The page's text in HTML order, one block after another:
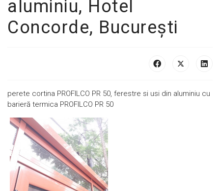
aluminiu, Hotel
Concorde, București
perete cortina PROFILCO PR 50, ferestre si usi din aluminiu cu
barieră termica PROFILCO PR 50